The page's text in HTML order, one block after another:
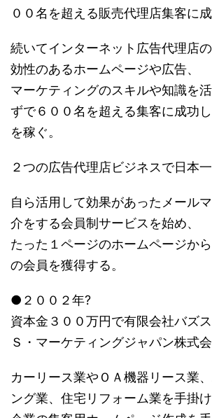
００名を超える販売代理店集客に成
続いてインターネット広告代理店
効性のあるホームページや広告、
マーケティングのスキルや知識を
ずで６００名を超える集客に成功
を稼ぐ。
２つの広告代理店ビジネスで日本一
自ら活用して効果があったメール
介をする会員制サービスを始め、
たった１ページのホームページか
の会員を獲得する。
●２００２年?
資本金３００万円で有限会社バズ
Ｓ・マーケティングジャパン株式会
カーリース業やＯＡ機器リース業
ング業、住宅リフォーム業を手掛け